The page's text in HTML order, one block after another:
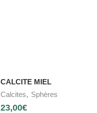
CALCITE MIEL
Calcites, Sphères
23,00€